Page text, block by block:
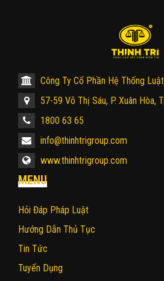
Công Ty Cổ Phần Hệ Thống
57-59 Võ Thị Sáu, P. Xuân Hòa,
1800 63 65
info@thinhtrigroup.com
www.thinhtrigroup.com
MENU
Hỏi Đáp Pháp Luật
Hướng Dẫn Thủ Tục
Tin Tức
Tuyển Dụng